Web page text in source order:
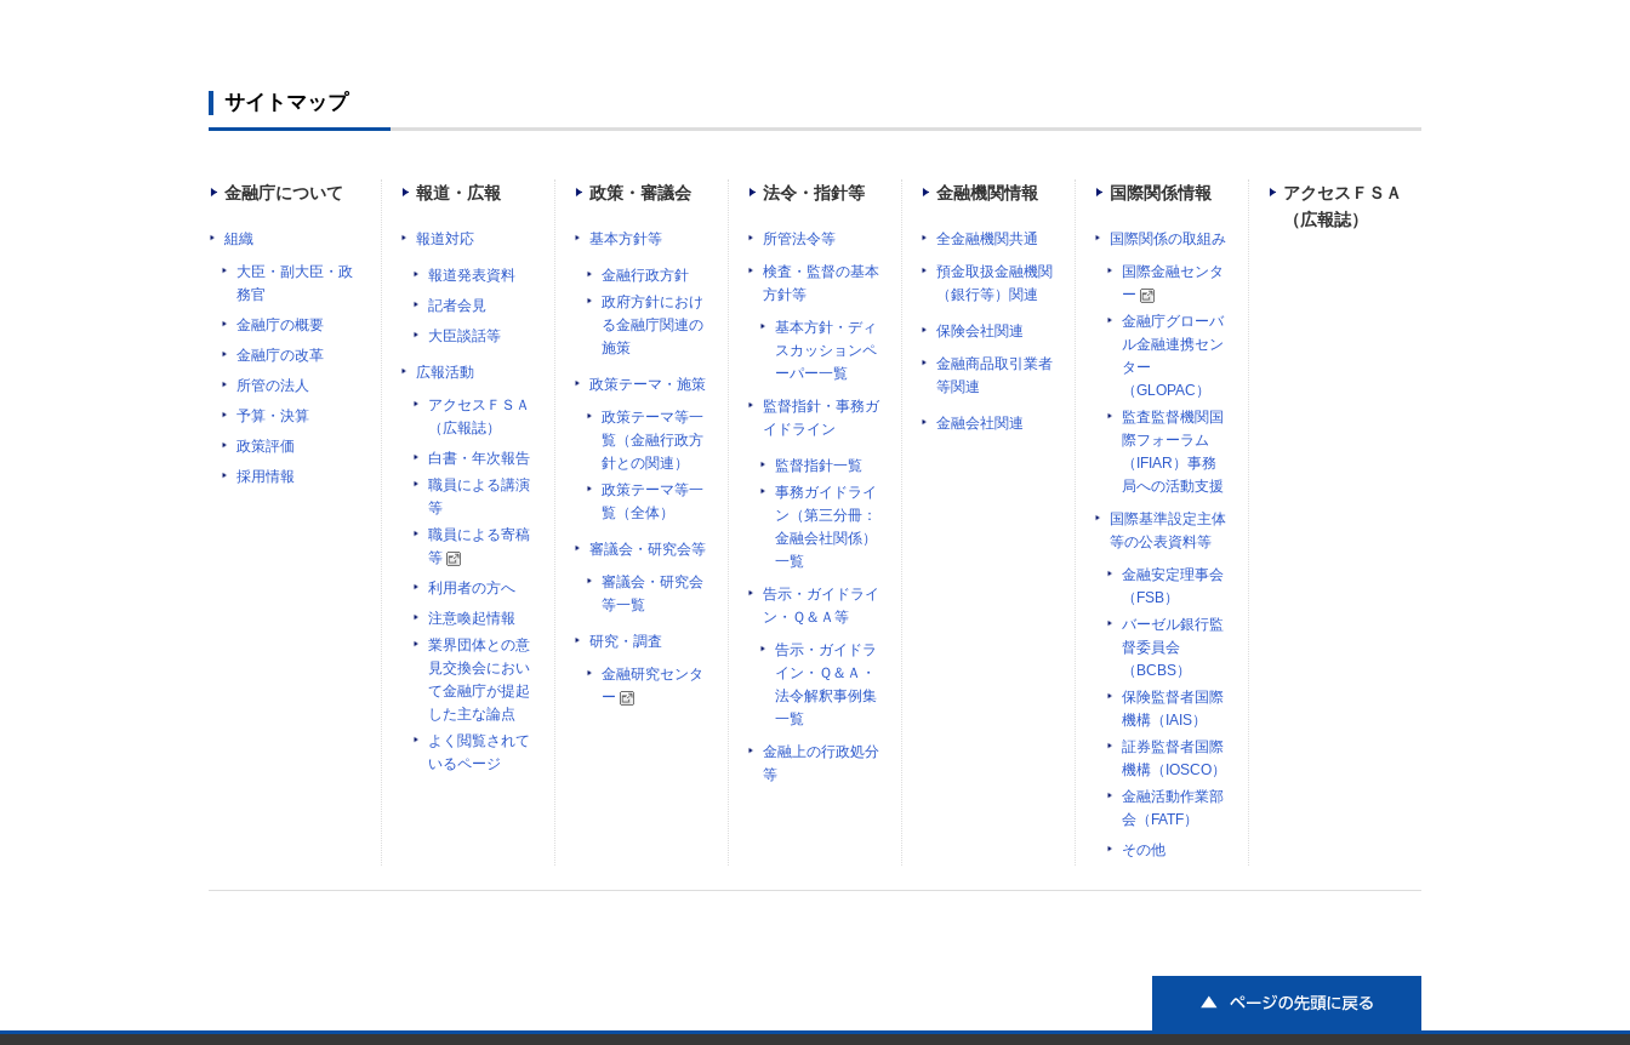
サイトマップ
金融庁について
組織
大臣・副大臣・政
務官
金融庁の概要
金融庁の改革
所管の法人
予算・決算
政策評価
採用情報
報道・広報
報道対応
報道発表資料
記者会見
大臣談話等
広報活動
アクセスＦＳＡ
（広報誌）
白書・年次報告
職員による講演
等
職員による寄稿
等
利用者の方へ
注意喚起情報
業界団体との意
見交換会におい
て金融庁が提起
した主な論点
よく閲覧されて
いるページ
政策・審議会
基本方針等
金融行政方針
政府方針におけ
る金融庁関連の
施策
政策テーマ・施策
政策テーマ等一
覧（金融行政方
針との関連）
政策テーマ等一
覧（全体）
審議会・研究会等
審議会・研究会
等一覧
研究・調査
金融研究センタ
ー
法令・指針等
所管法令等
検査・監督の基本
方針等
基本方針・ディ
スカッションペ
ーパー一覧
監督指針・事務ガ
イドライン
監督指針一覧
事務ガイドライ
ン（第三分冊：
金融会社関係）
一覧
告示・ガイドライ
ン・Ｑ＆Ａ等
告示・ガイドラ
イン・Ｑ＆Ａ・
法令解釈事例集
一覧
金融上の行政処分
等
金融機関情報
全金融機関共通
預金取扱金融機関
（銀行等）関連
保険会社関連
金融商品取引業者
等関連
金融会社関連
国際関係情報
国際関係の取組み
国際金融センタ
ー
金融庁グローバ
ル金融連携セン
ター
（GLOPAC）
監査監督機関国
際フォーラム
（IFIAR）事務
局への活動支援
国際基準設定主体
等の公表資料等
金融安定理事会
（FSB）
バーゼル銀行監
督委員会
（BCBS）
保険監督者国際
機構（IAIS）
証券監督者国際
機構（IOSCO）
金融活動作業部
会（FATF）
その他
アクセスＦＳＡ
（広報誌）